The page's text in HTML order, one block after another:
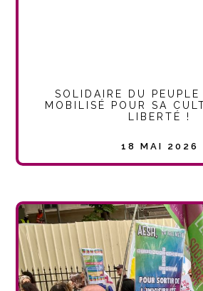
SOLIDAIRE DU PEUPLE
MOBILISÉ POUR SA
LIBERTÉ !
18 MAI 2026